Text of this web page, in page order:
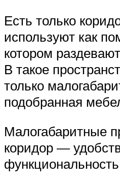
Есть только
используют как
котором
В такое
только
подобранная
Малогабаритные
коридор —
функциональность